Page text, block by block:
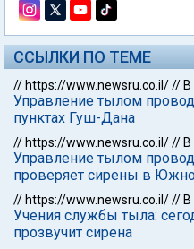
ССЫЛКИ ПО ТЕМЕ
// https://www.newsru.co.il///
Управление тылом
пунктах Гуш-Дана
// https://www.newsru.co.il///
Управление тылом
проверяет сирены в
// https://www.newsru.co.il///
Учения службы тыла:
прозвучит сирена